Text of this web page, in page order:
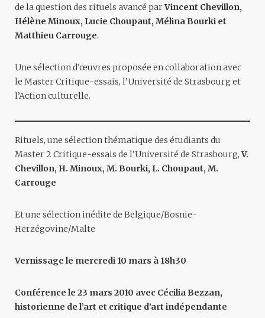
de la question des rituels avancé parVincent Chevillon,
Hélène Minoux, Lucie Choupaut, Mélina Bourki et
Matthieu Carrouge.
Une sélection d’œuvres proposée en collaboration avec
le Master Critique-essais, l’Université de Strasbourg et
l’Action culturelle.
Rituels, une sélection thématique des étudiants du
Master 2 Critique-essais de l’Université de Strasbourg,V.
Chevillon, H. Minoux, M. Bourki, L. Choupaut, M.
Carrouge
Et une sélection inédite de Belgique/Bosnie-
Herzégovine/Malte
Vernissage le mercredi 10 mars à 18h30
Conférence le 23 mars 2010 avec Cécilia Bezzan,
historienne de l’art et critique d’art indépendante